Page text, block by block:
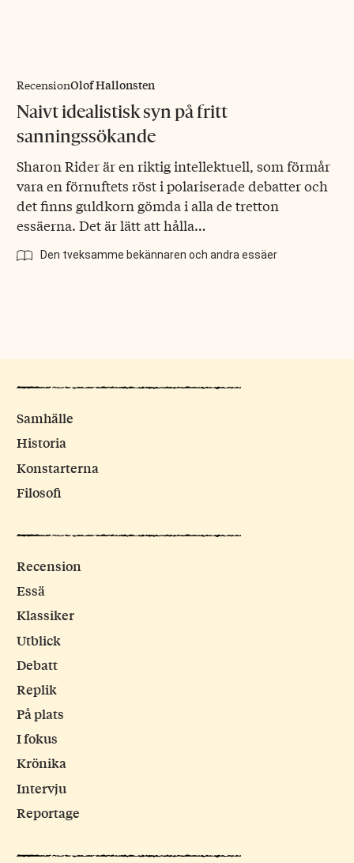
RecensionOlof Hallonsten
Naivt idealistisk syn på fritt
sanningssökande
Sharon Rider är en riktig intellektuell, som förmår
vara en förnuftets röst i polariserade debatter och
det finns guldkorn gömda i alla de tretton
essäerna. Det är lätt att hålla…
Den tveksamme bekännaren och andra essäer
Samhälle
Historia
Konstarterna
Filosofi
Recension
Essä
Klassiker
Utblick
Debatt
Replik
På plats
I fokus
Krönika
Intervju
Reportage